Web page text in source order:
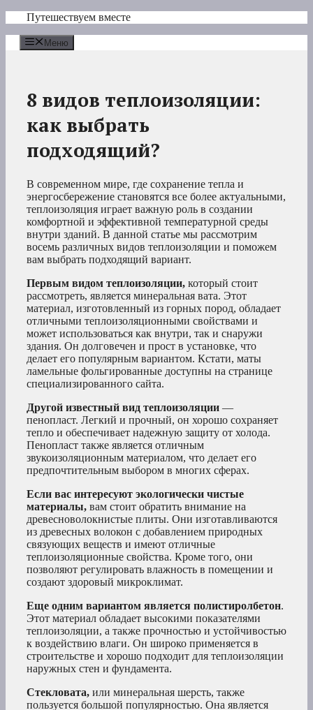
Перейти
содержимому
Путешествуем вместе
Меню
8 видов теплоизоляции:
как выбрать
подходящий?
В современном мире, где сохранение тепла и
энергосбережение становятся все более актуальными,
теплоизоляция играет важную роль в создании
комфортной и эффективной температурной среды
внутри зданий. В данной статье мы рассмотрим
восемь различных видов теплоизоляции и поможем
вам выбрать подходящий вариант.
Первым видом теплоизоляции, который стоит
рассмотреть, является минеральная вата. Этот
материал, изготовленный из горных пород, обладает
отличными теплоизоляционными свойствами и
может использоваться как внутри, так и снаружи
здания. Он долговечен и прост в установке, что
делает его популярным вариантом. Кстати, маты
ламельные фольгированные доступны на странице
специализированного сайта.
Другой известный вид теплоизоляции —
пенопласт. Легкий и прочный, он хорошо сохраняет
тепло и обеспечивает надежную защиту от холода.
Пенопласт также является отличным
звукоизоляционным материалом, что делает его
предпочтительным выбором в многих сферах.
Если вас интересуют экологически чистые
материалы, вам стоит обратить внимание на
древесноволокнистые плиты. Они изготавливаются
из древесных волокон с добавлением природных
связующих веществ и имеют отличные
теплоизоляционные свойства. Кроме того, они
позволяют регулировать влажность в помещении и
создают здоровый микроклимат.
Еще одним вариантом является полистиролбетон.
Этот материал обладает высокими показателями
теплоизоляции, а также прочностью и устойчивостью
к воздействию влаги. Он широко применяется в
строительстве и хорошо подходит для теплоизоляции
наружных стен и фундамента.
Стекловата, или минеральная шерсть, также
пользуется большой популярностью. Она является